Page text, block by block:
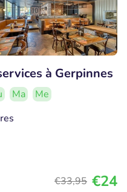
à Gerpinnes
Ma
Me
€33,95 €24